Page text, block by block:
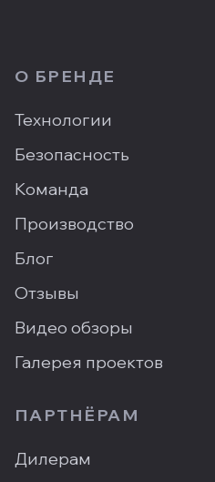
О БРЕНДЕ
Технологии
Безопасность
Команда
Производство
Блог
Отзывы
Видео обзоры
Галерея проектов
ПАРТНЁРАМ
Дилерам